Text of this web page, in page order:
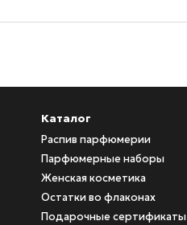
Каталог
Распив парфюмерии
Парфюмерные наборы
Женская косметика
Остатки во флаконах
Подарочные сертификаты